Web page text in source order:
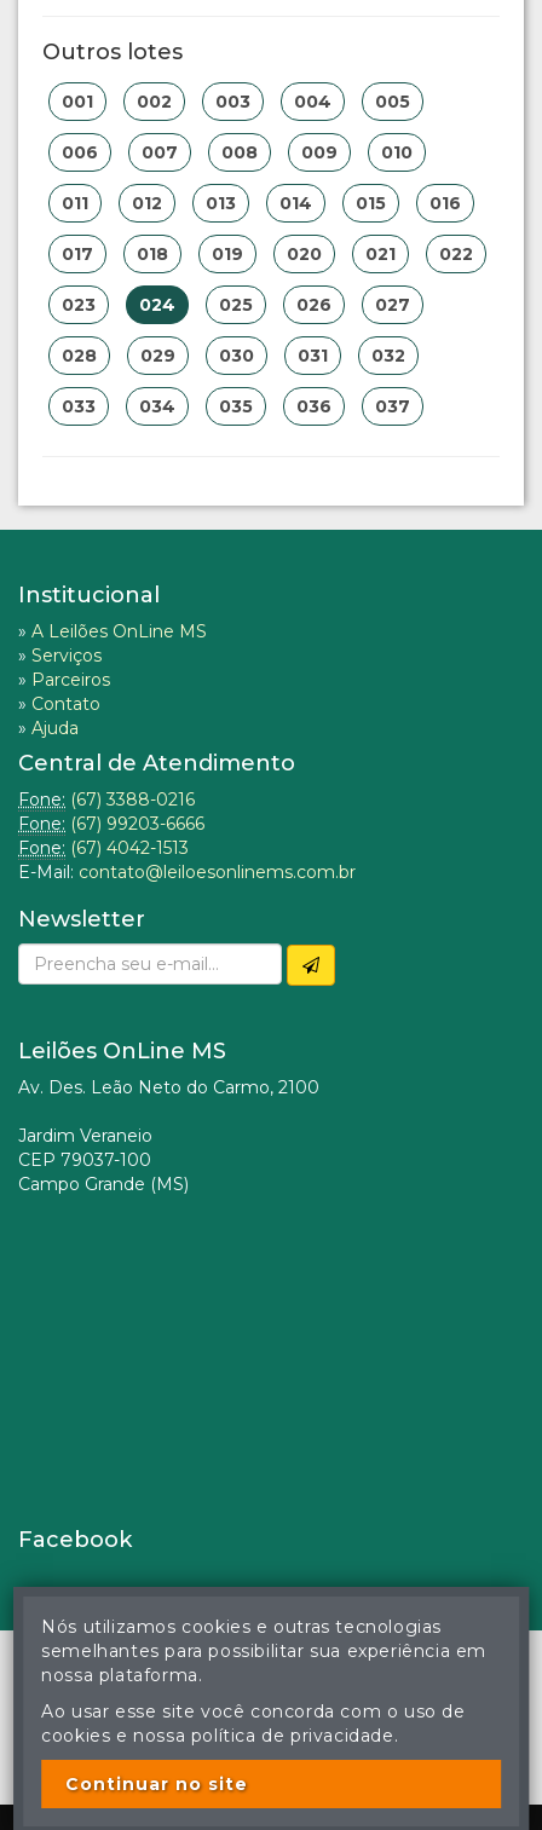
Outros lotes
001 002 003 004 005
006 007 008 009 010
011 012 013 014 015 016
017 018 019 020 021 022
023 024 025 026 027
028 029 030 031 032
033 034 035 036 037
Institucional
» A Leilões OnLine MS
» Serviços
» Parceiros
» Contato
» Ajuda
Central de Atendimento
Fone: (67) 3388-0216
Fone: (67) 99203-6666
Fone: (67) 4042-1513
E-Mail: contato@leiloesonlinems.com.br
Newsletter
Leilões OnLine MS
Av. Des. Leão Neto do Carmo, 2100
Jardim Veraneio
CEP 79037-100
Campo Grande (MS)
Facebook
© Gustavo Correa Pereira da Silva - Leiloeiro Público Oficial -
Matrícula nº 26 JUCEMS - Todos os direitos reservados
A cópia ou reprodução não autorizada do conteúdo deste site
poderá acarretar em penas previstas em lei.
Nós utilizamos cookies e outras tecnologias
semelhantes para possibilitar sua experiência em
nossa plataforma.
Ao usar esse site você concorda com o uso de
cookies e nossa política de privacidade.
Continuar no site